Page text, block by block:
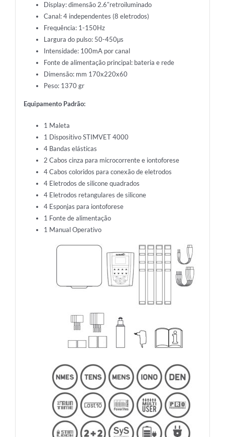
Display: dimensão 2.6″retroiluminado
Canal: 4 independentes (8 eletrodos)
Frequência: 1-150Hz
Largura do pulso: 50-450μs
Intensidade: 100mA por canal
Fonte de alimentação principal: bateria e rede
Dimensão: mm 170x220x60
Peso: 1370 gr
Equipamento Padrão:
1 Maleta
1 Dispositivo STIMVET 4000
4 Bandas elásticas
2 Cabos cinza para microcorrente e iontoforese
4 Cabos coloridos para conexão de eletrodos
4 Eletrodos de silicone quadrados
4 Eletrodos retangulares de silicone
4 Esponjas para iontoforese
1 Fonte de alimentação
1 Manual Operativo